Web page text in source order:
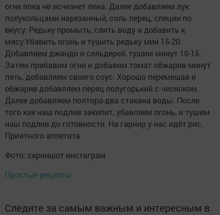
огне пока не исчезнет пена. Далее добавляем лук
полукольцами нарезанный, соль перец, специи по
вкусу. Редьку промыть, слить воду и добавить к
мясу.Убавить огонь и тушить редьку мин 15-20.
Добавляем джандо и сельдерей, тушим минут 10-15.
Затем прибавим огня и добавим томат обжарив минут
пять, добавляем своего соус. Хорошо перемешав и
обжарив добавляем перец полугорький с чесноком.
Далее добавляем полтора-два стакана воды. После
того как наш подлив закипит, убавляем огонь, и тушим
наш подлив до готовности. На гарнир у нас идёт рис.
Приятного аппетита
Фото: скриншот инстаграм
Простые рецепты
Следите за самым важным и интересным в